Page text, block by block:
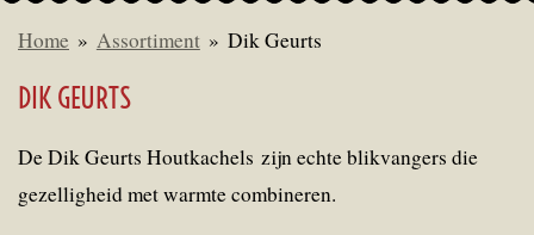
Home » Assortiment » Dik Geurts
DIK GEURTS
De Dik Geurts Houtkachels zijn echte blikvangers die
gezelligheid met warmte combineren.